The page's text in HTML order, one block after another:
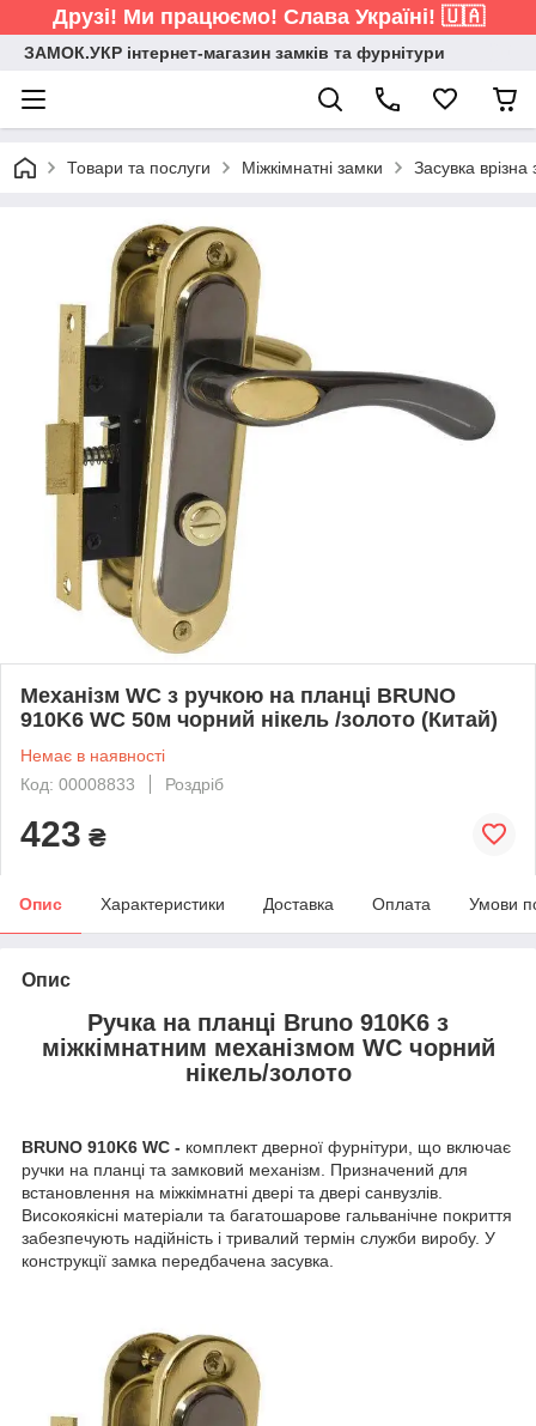
Друзі! Ми працюємо! Слава Україні! 🇺🇦
ЗАМОК.УКР інтернет-магазин замків та фурнітури
Товари та послуги Міжкімнатні замки Засувка врізна
Механізм WC з ручкою на планці BRUNO
910K6 WC 50м чорний нікель /золото (Китай)
Немає в наявності
Код: 00008833
Роздріб
423 ₴
Опис Характеристики Доставка Оплата Умови
Опис
Ручка на планці Bruno 910K6 з
міжкімнатним механізмом WC чорний
нікель/золото
BRUNO 910K6 WC - комплект дверної фурнітури, що включає
ручки на планці та замковий механізм. Призначений для
встановлення на міжкімнатні двері та двері санвузлів.
Високоякісні матеріали та багатошарове гальванічне покриття
забезпечують надійність і тривалий термін служби виробу. У
конструкції замка передбачена засувка.